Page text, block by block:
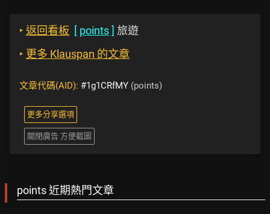
‣ 返回看板 [ points] 旅遊
‣ 更多 Klauspan 的文章
文章代碼(AID): #1g1CRfMY (points)
更多分享選項
關閉廣告 方便截圖
points 近期熱門文章